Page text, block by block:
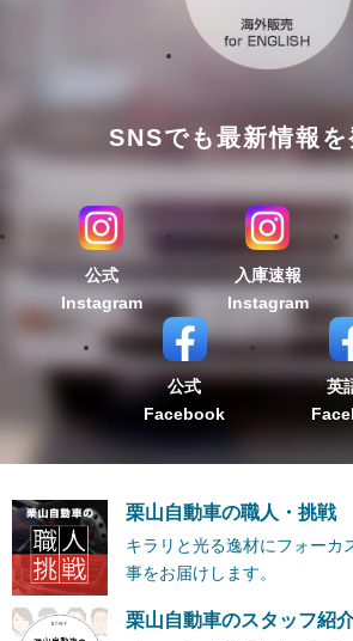
SNSでも最新情報を
公式
Instagram
入庫速報
Instagram
公式
Facebook
英
栗山自動車の職人・挑戦
キラリと光る逸材にフォーカ
事をお届けします。
栗山自動車のスタッフ紹